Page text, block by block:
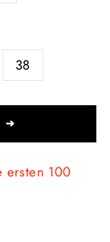
38
➔
ersten 100